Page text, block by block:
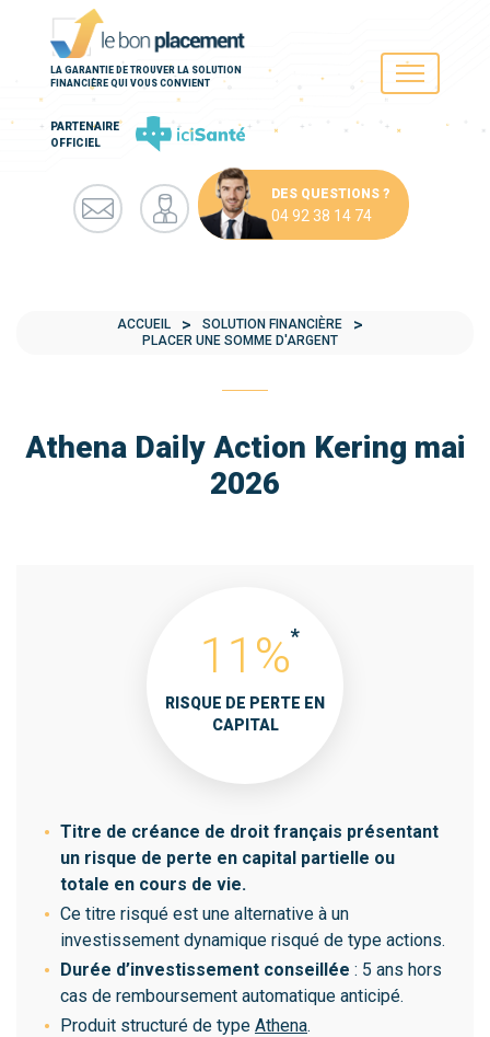
LA GARANTIE DE TROUVER LA SOLUTION
FINANCIÈRE QUI VOUS CONVIENT
PARTENAIRE
OFFICIEL
DES QUESTIONS ?
04 92 38 14 74
ACCUEIL
SOLUTION FINANCIÈRE
PLACER UNE SOMME D'ARGENT
Athena Daily Action Kering mai
2026
11%
RISQUE DE PERTE EN
CAPITAL
Titre de créance de droit français présentant
un risque de perte en capital partielle ou
totale en cours de vie.
Ce titre risqué est une alternative à un
investissement dynamique risqué de type actions.
Durée d’investissement conseillée : 5 ans hors
cas de remboursement automatique anticipé.
Produit structuré de type Athena.